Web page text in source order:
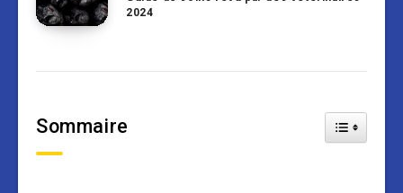
2024
Sommaire Toggle